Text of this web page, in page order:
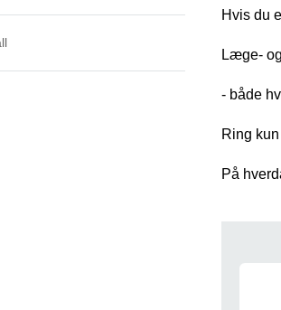
Hvis du
Læge-
- både
Ring
På